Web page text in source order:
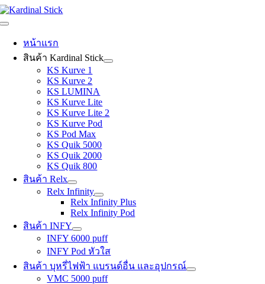
Skip
to
Toggle
Navigation
หน้าแรก
สินค้า Kardinal Stick
KS Kurve 1
KS Kurve 2
KS LUMINA
KS Kurve Lite
KS Kurve Lite 2
KS Kurve Pod
KS Pod Max
KS Quik 5000
KS Quik 2000
KS Quik 800
สินค้า Relx
Relx Infinity
Relx Infinity Plus
Relx Infinity Pod
สินค้า INFY
INFY 6000 puff
INFY Pod หัวใส
สินค้า บุหรี่ไฟฟ้า แบรนด์อื่น และอุปกรณ์
VMC 5000 puff